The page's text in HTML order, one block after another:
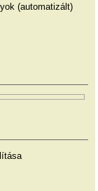
(automatizált)